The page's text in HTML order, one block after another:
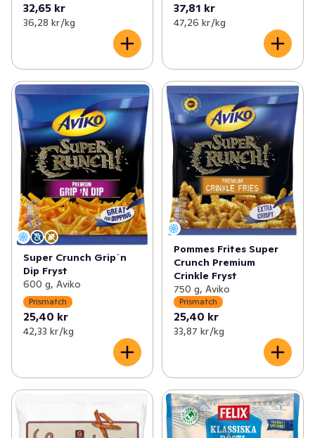
32,65 kr
36,28 kr /kg
37,81 kr
47,26 kr /kg
Super Crunch Grip´n
Dip Fryst
600 g, Aviko
Prismatch
25,40 kr
42,33 kr /kg
Pommes Frites Super
Crunch Premium
Crinkle Fryst
750 g, Aviko
Prismatch
25,40 kr
33,87 kr /kg